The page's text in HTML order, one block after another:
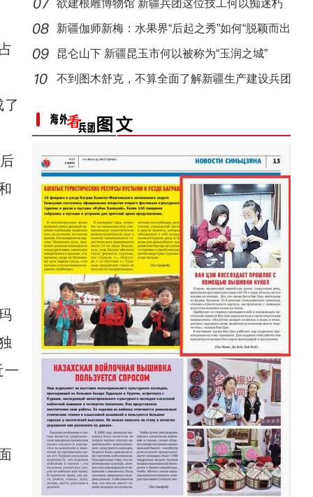
一
欲建根雕博物馆 新疆兵团这位技工何以痴迷朽
木？
新疆伽师新梅：水果界“后起之秀”如何“脱颖而出
昆仑山下 新疆昆玉市何以被称为“玉润之城”
不到图木舒克，不算全面了解新疆生产建设兵团